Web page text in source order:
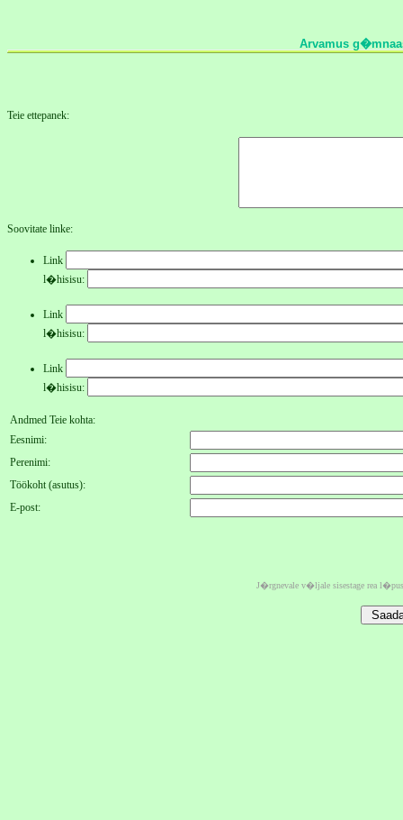
Arvamus
Teie ettepanek:
Soovitate linke:
Link
l�hisisu:
Link
l�hisisu:
Link
l�hisisu:
Andmed Teie kohta:
Eesnimi:
Perenimi:
Töökoht (asutus):
E-post:
J�rgnevale v�ljale sisestage rea